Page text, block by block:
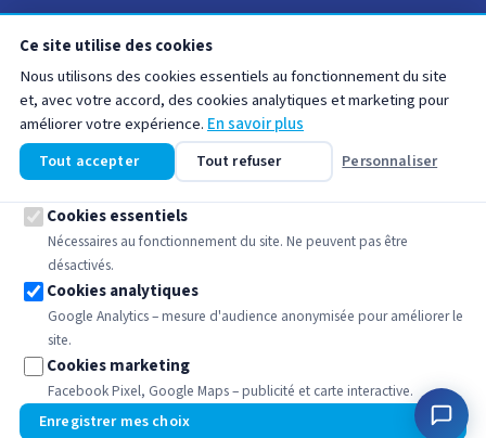
Avis clients
Recrutement
Contact
LIENS UTILES
Mentions légales
CGV
Politique de confidentialité
Politique de cookies
© 2026 DIMM – Tous droits réservés L'eau purement et simplement
Ce site utilise des cookies
Nous utilisons des cookies essentiels au fonctionnement du site
et, avec votre accord, des cookies analytiques et marketing pour
améliorer votre expérience. En savoir plus
Tout accepter Tout refuser Personnaliser
Cookies essentiels
Nécessaires au fonctionnement du site. Ne peuvent pas être
désactivés.
Cookies analytiques
Google Analytics – mesure d'audience anonymisée pour améliorer le
site.
Cookies marketing
Facebook Pixel, Google Maps – publicité et carte interactive.
Enregistrer mes choix
🍪